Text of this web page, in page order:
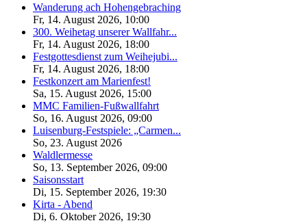
Wanderung ach Hohengebraching
Fr, 14. August 2026, 10:00
300. Weihetag unserer Wallfahr...
Fr, 14. August 2026, 18:00
Festgottesdienst zum Weihejubi...
Fr, 14. August 2026, 18:00
Festkonzert am Marienfest!
Sa, 15. August 2026, 15:00
MMC Familien-Fußwallfahrt
So, 16. August 2026, 09:00
Luisenburg-Festspiele: „Carmen...
So, 23. August 2026
Waldlermesse
So, 13. September 2026, 09:00
Saisonsstart
Di, 15. September 2026, 19:30
Kirta - Abend
Di, 6. Oktober 2026, 19:30